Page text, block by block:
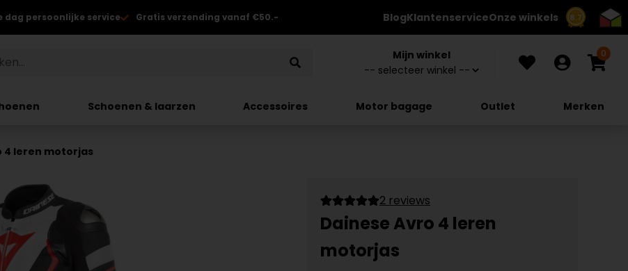
8.7
dag persoonlijke service Gratis verzending vanaf €50.- BlogKlantenserviceOnze winkels
Mijn winkel 0
Schoenen & laarzen Accessoires Motor bagage Outlet Merken
4 leren motorjas
2 reviews
Dainese Avro 4 leren
motorjas